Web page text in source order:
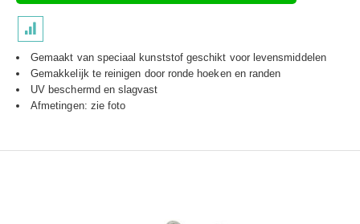
Gemaakt van speciaal kunststof geschikt voor levensmiddelen
Gemakkelijk te reinigen door ronde hoeken en randen
UV beschermd en slagvast
Afmetingen: zie foto